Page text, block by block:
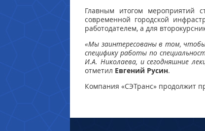
Главным итогом мероприятий
современной городской
работодателем, а для
«Мы заинтересованы в том,
специфику работы по
И.А. Николаева, и сегодняшние
отметил Евгений Русин.
Компания «СЭТранс» продолжит